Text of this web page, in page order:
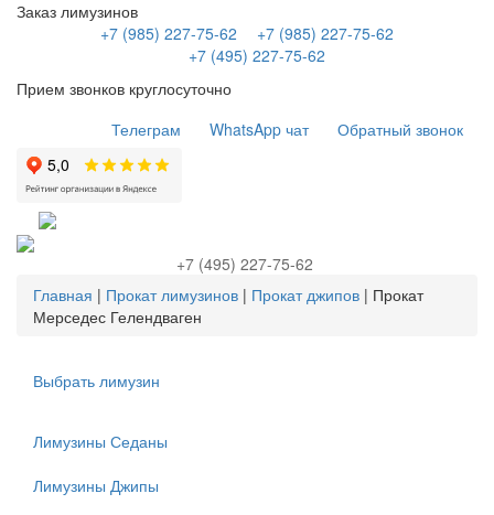
Заказ лимузинов
+7 (985) 227-75-62
+7 (985) 227-75-62
+7 (495) 227-75-62
Прием звонков круглосуточно
Обратный звонок
WhatsApp чат
Телеграм
+7 (495) 227-75-62
Главная | Прокат лимузинов | Прокат джипов | Прокат
Мерседес Гелендваген
Выбрать лимузин
Лимузины Седаны
Лимузины Джипы